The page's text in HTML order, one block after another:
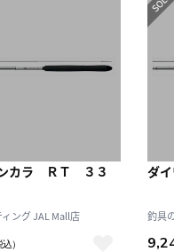
カラ ＲＴ ３３
ング JAL Mall店
）
ダ
釣具